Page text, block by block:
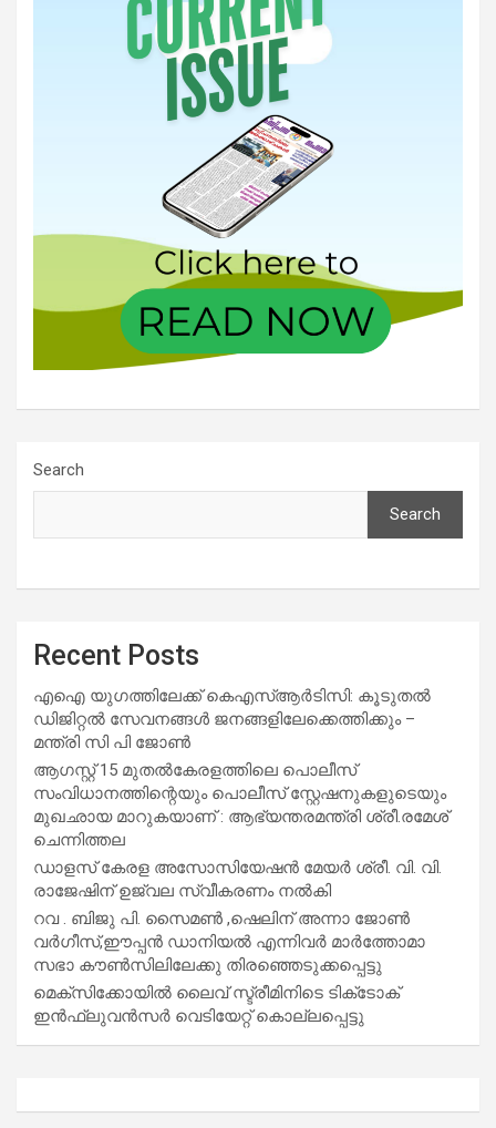
Search
Search
Recent Posts
എഐ യുഗത്തിലേക്ക് കെഎസ്ആർടിസി: കൂടുതൽ
ഡിജിറ്റൽ സേവനങ്ങൾ ജനങ്ങളിലേക്കെത്തിക്കും –
മന്ത്രി സി പി ജോൺ
ആഗസ്റ്റ് 15 മുതല്‍കേരളത്തിലെ പൊലീസ്
സംവിധാനത്തിന്റെയും പൊലീസ് സ്റ്റേഷനുകളുടെയും
മുഖഛായ മാറുകയാണ് : ആഭ്യന്തരമന്ത്രി ശ്രീ.രമേശ്
ചെന്നിത്തല
ഡാളസ് കേരള അസോസിയേഷൻ മേയർ ശ്രീ. വി. വി.
രാജേഷിന് ഉജ്വല സ്വീകരണം നൽകി
റവ . ബിജു പി. സൈമൺ ,ഷെലിന് അന്നാ ജോൺ
വർഗീസ്,ഈപ്പൻ ഡാനിയൽ എന്നിവർ മാർത്തോമാ
സഭാ കൗൺസിലിലേക്കു തിരഞ്ഞെടുക്കപ്പെട്ടു
മെക്സിക്കോയിൽ ലൈവ് സ്ട്രീമിനിടെ ടിക്‌ടോക്
ഇൻഫ്ലുവൻസർ വെടിയേറ്റ് കൊല്ലപ്പെട്ടു